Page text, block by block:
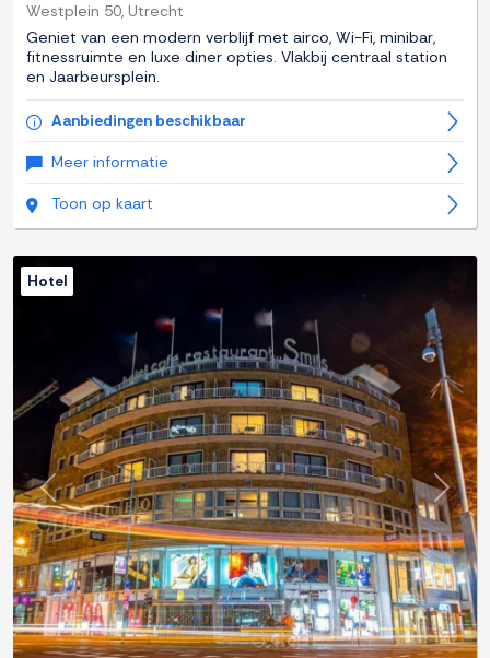
Westplein 50, Utrecht
Geniet van een modern verblijf met airco, Wi-Fi, minibar,
fitnessruimte en luxe diner opties. Vlakbij centraal station
en Jaarbeursplein.
Aanbiedingen beschikbaar
Meer informatie
Toon op kaart
Previous Next
Hotel